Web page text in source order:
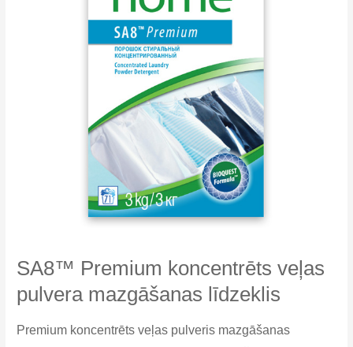
SA8™ Premium koncentrēts veļas
pulvera mazgāšanas līdzeklis
Premium koncentrēts veļas pulveris mazgāšanas